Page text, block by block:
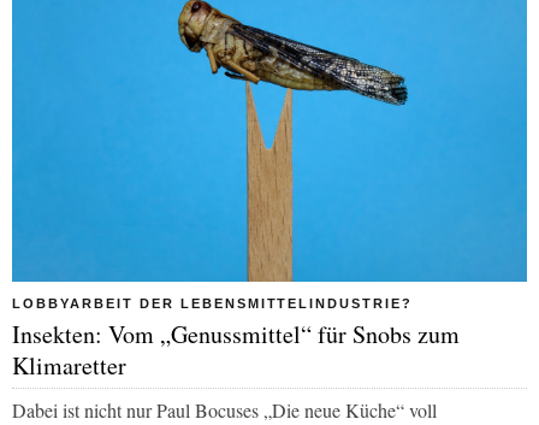
LOBBYARBEIT DER LEBENSMITTELINDUSTRIE?
Insekten: Vom „Genussmittel“ für Snobs zum
Klimaretter
Dabei ist nicht nur Paul Bocuses „Die neue Küche“ voll